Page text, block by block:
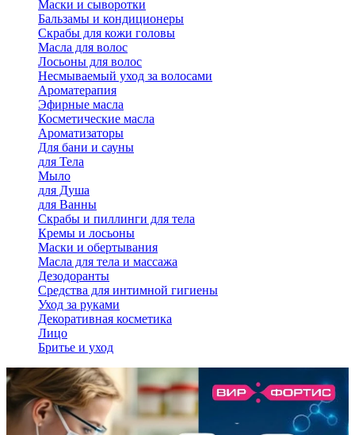
Маски и сыворотки
Бальзамы и кондиционеры
Скрабы для кожи головы
Масла для волос
Лосьоны для волос
Несмываемый уход за волосами
Ароматерапия
Эфирные масла
Косметические масла
Ароматизаторы
Для бани и сауны
для Тела
Мыло
для Душа
для Ванны
Скрабы и пиллинги для тела
Кремы и лосьоны
Маски и обертывания
Масла для тела и массажа
Дезодоранты
Средства для интимной гигиены
Уход за руками
Декоративная косметика
Лицо
Бритье и уход